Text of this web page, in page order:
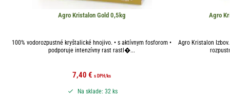
Agro Kristalon Gold 0,5kg
100% vodorozpustné kryštalické hnojivo. • s aktívnym fosforom •
podporuje intenzívny rast rastl�...
7,40€ s DPH/ks
Na sklade: 32 ks
Agro
Agro Kristalon